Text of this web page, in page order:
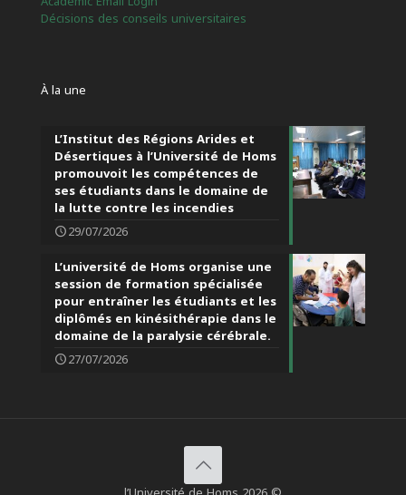
Décisions des conseils universitaires
À la une
L’Institut des Régions Arides et
Désertiques à l’Université de Homs
promouvoit les compétences de
ses étudiants dans le domaine de
la lutte contre les incendies
29/07/2026
L’université de Homs organise une
session de formation spécialisée
pour entraîner les étudiants et les
diplômés en kinésithérapie dans le
domaine de la paralysie cérébrale.
27/07/2026